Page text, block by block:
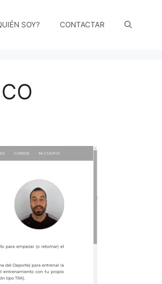
SOY? CONTACTAR